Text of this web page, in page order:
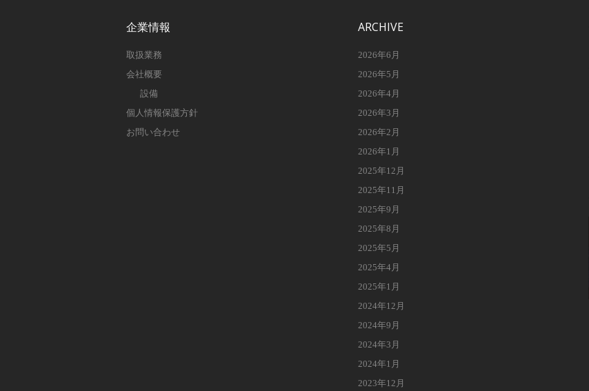
企業情報
取扱業務
会社概要
設備
個人情報保護方針
お問い合わせ
ARCHIVE
2026年6月
2026年5月
2026年4月
2026年3月
2026年2月
2026年1月
2025年12月
2025年11月
2025年9月
2025年8月
2025年5月
2025年4月
2025年1月
2024年12月
2024年9月
2024年3月
2024年1月
2023年12月